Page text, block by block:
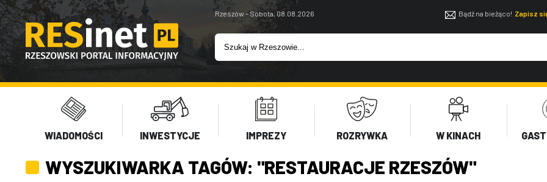
Rzeszów - Sobota, 08.08.2026 Bądź na bieżąco! Zapisz
WIADOMOŚCI INWESTYCJE IMPREZY ROZRYWKA W KINACH
WYSZUKIWARKA TAGÓW: "RESTAURACJE RZESZÓW"